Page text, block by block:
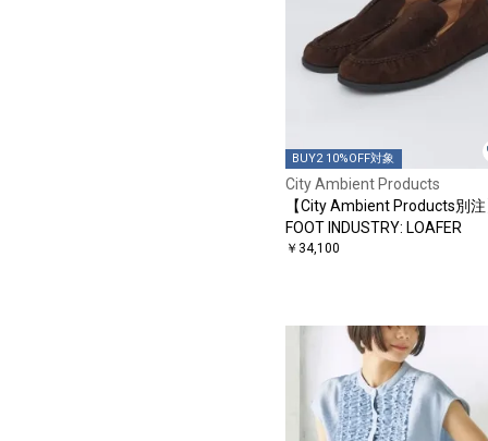
BUY2 10%OFF対象
City Ambient Products
【City Ambient Products別
FOOT INDUSTRY: LOAFER
￥34,100